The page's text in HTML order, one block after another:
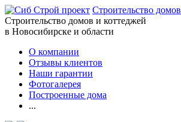
Строительство домов
Строительство домов и коттеджей
в Новосибирске и области
О компании
Отзывы клиентов
Наши гарантии
Фотогалерея
Построенные дома
...